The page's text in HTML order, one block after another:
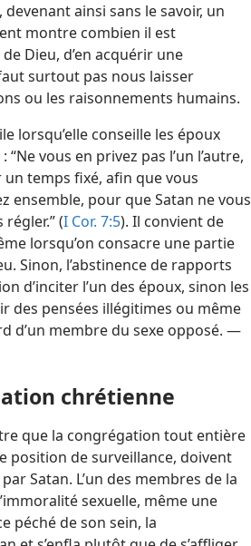
ainsi sans le savoir, un
montre combien il est
Dieu, d’en acquérir une
surtout pas nous laisser
ou les raisonnements humains.
lorsqu’elle conseille les époux
vous en privez pas l’un l’autre,
temps fixé, afin que vous
ensemble, pour que Satan ne vous
(I Cor. 7:5). Il convient de
lorsqu’on consacre une partie
Sinon, l’abstinence de rapports
d’inciter l’un des époux, sinon les
des pensées illégitimes ou même
d’un membre du sexe opposé. —
chrétienne
que la congrégation tout entière
position de surveillance, doivent
Satan. L’un des membres de la
sexuelle, même une
péché de son sein, la